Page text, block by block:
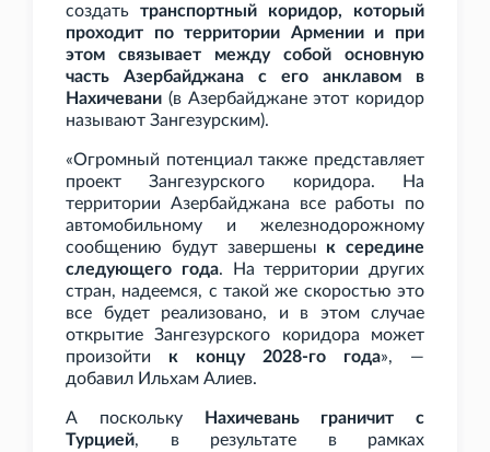
создать транспортный коридор, который
проходит по территории Армении и при
этом связывает между собой основную
часть Азербайджана с его анклавом в
Нахичевани (в Азербайджане этот коридор
называют Зангезурским).
«Огромный потенциал также представляет
проект Зангезурского коридора. На
территории Азербайджана все работы по
автомобильному и железнодорожному
сообщению будут завершены к середине
следующего года. На территории других
стран, надеемся, с такой же скоростью это
все будет реализовано, и в этом случае
открытие Зангезурского коридора может
произойти к концу 2028-го года», —
добавил Ильхам Алиев.
А поскольку
Нахичевань граничит с
Турцией, в результате в рамках